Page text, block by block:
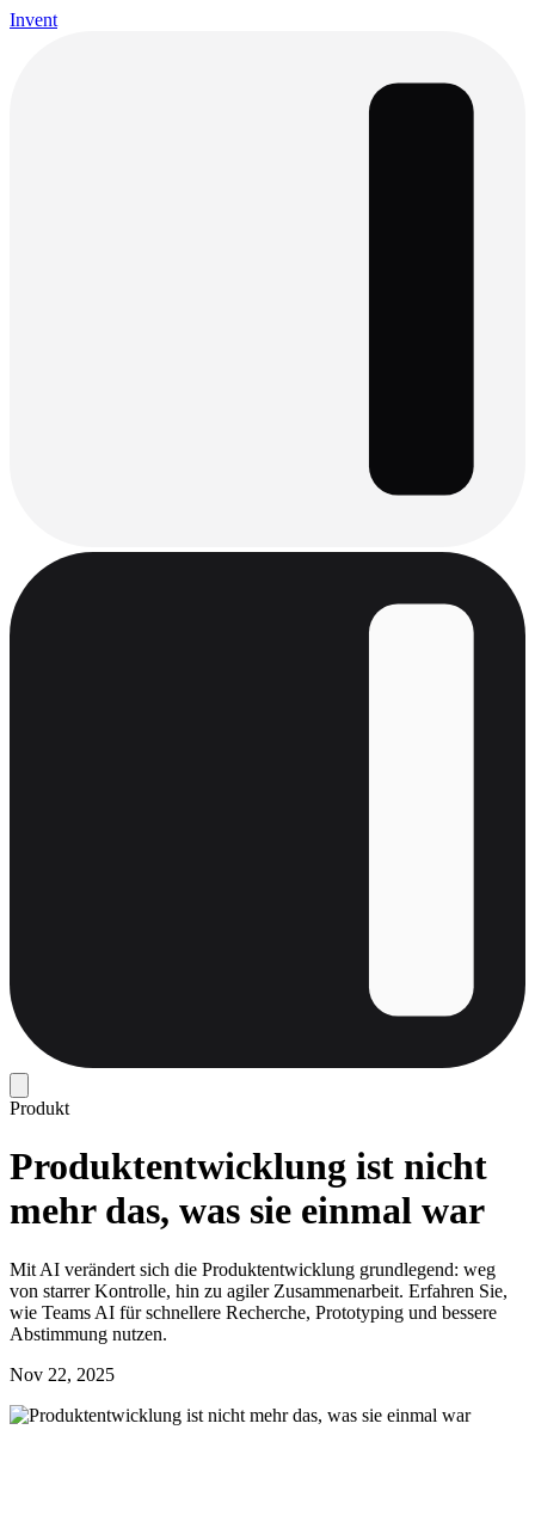
Invent
Produkt
Produktentwicklung ist nicht
mehr das, was sie einmal war
Mit AI verändert sich die Produktentwicklung grundlegend: weg
von starrer Kontrolle, hin zu agiler Zusammenarbeit. Erfahren Sie,
wie Teams AI für schnellere Recherche, Prototyping und bessere
Abstimmung nutzen.
Nov 22, 2025